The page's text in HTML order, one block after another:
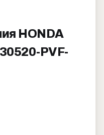
HONDA
PVF-